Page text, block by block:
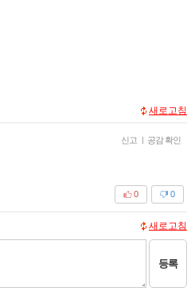
새로고침
신고 | 공감 확인
0
0
새로고침
등록